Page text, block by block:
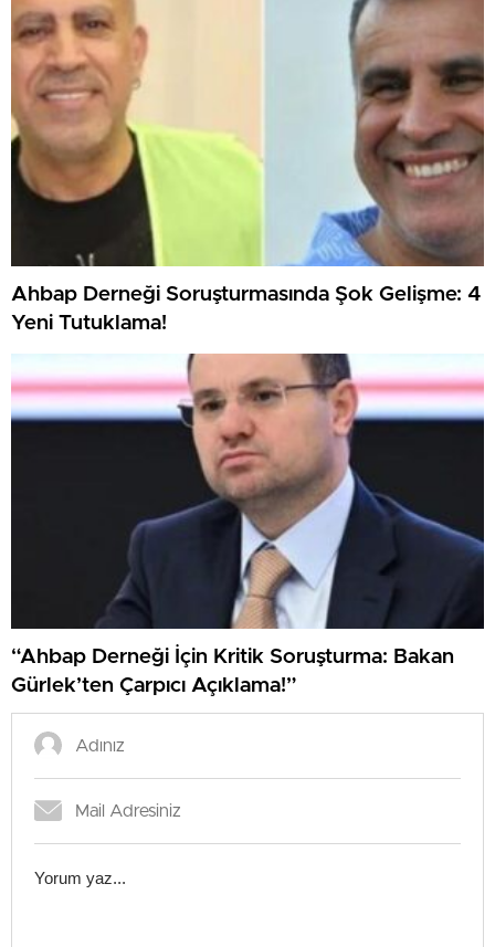
Ahbap Derneği Soruşturmasında Şok Gelişme: 4
Yeni Tutuklama!
“Ahbap Derneği İçin Kritik Soruşturma: Bakan
Gürlek’ten Çarpıcı Açıklama!”